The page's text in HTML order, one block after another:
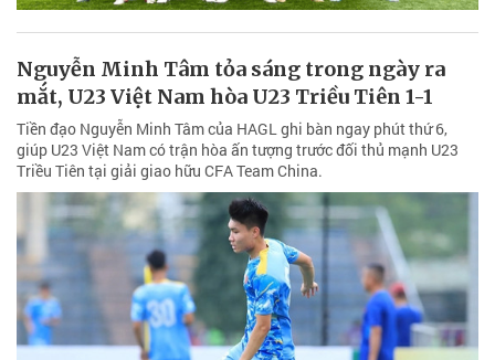
Nguyễn Minh Tâm tỏa sáng trong ngày ra
mắt, U23 Việt Nam hòa U23 Triều Tiên 1-1
Tiền đạo Nguyễn Minh Tâm của HAGL ghi bàn ngay phút thứ 6,
giúp U23 Việt Nam có trận hòa ấn tượng trước đối thủ mạnh U23
Triều Tiên tại giải giao hữu CFA Team China.